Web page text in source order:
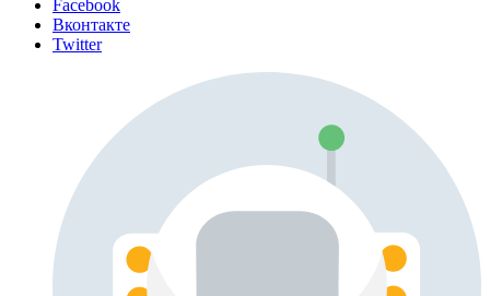
Facebook
Вконтакте
Twitter